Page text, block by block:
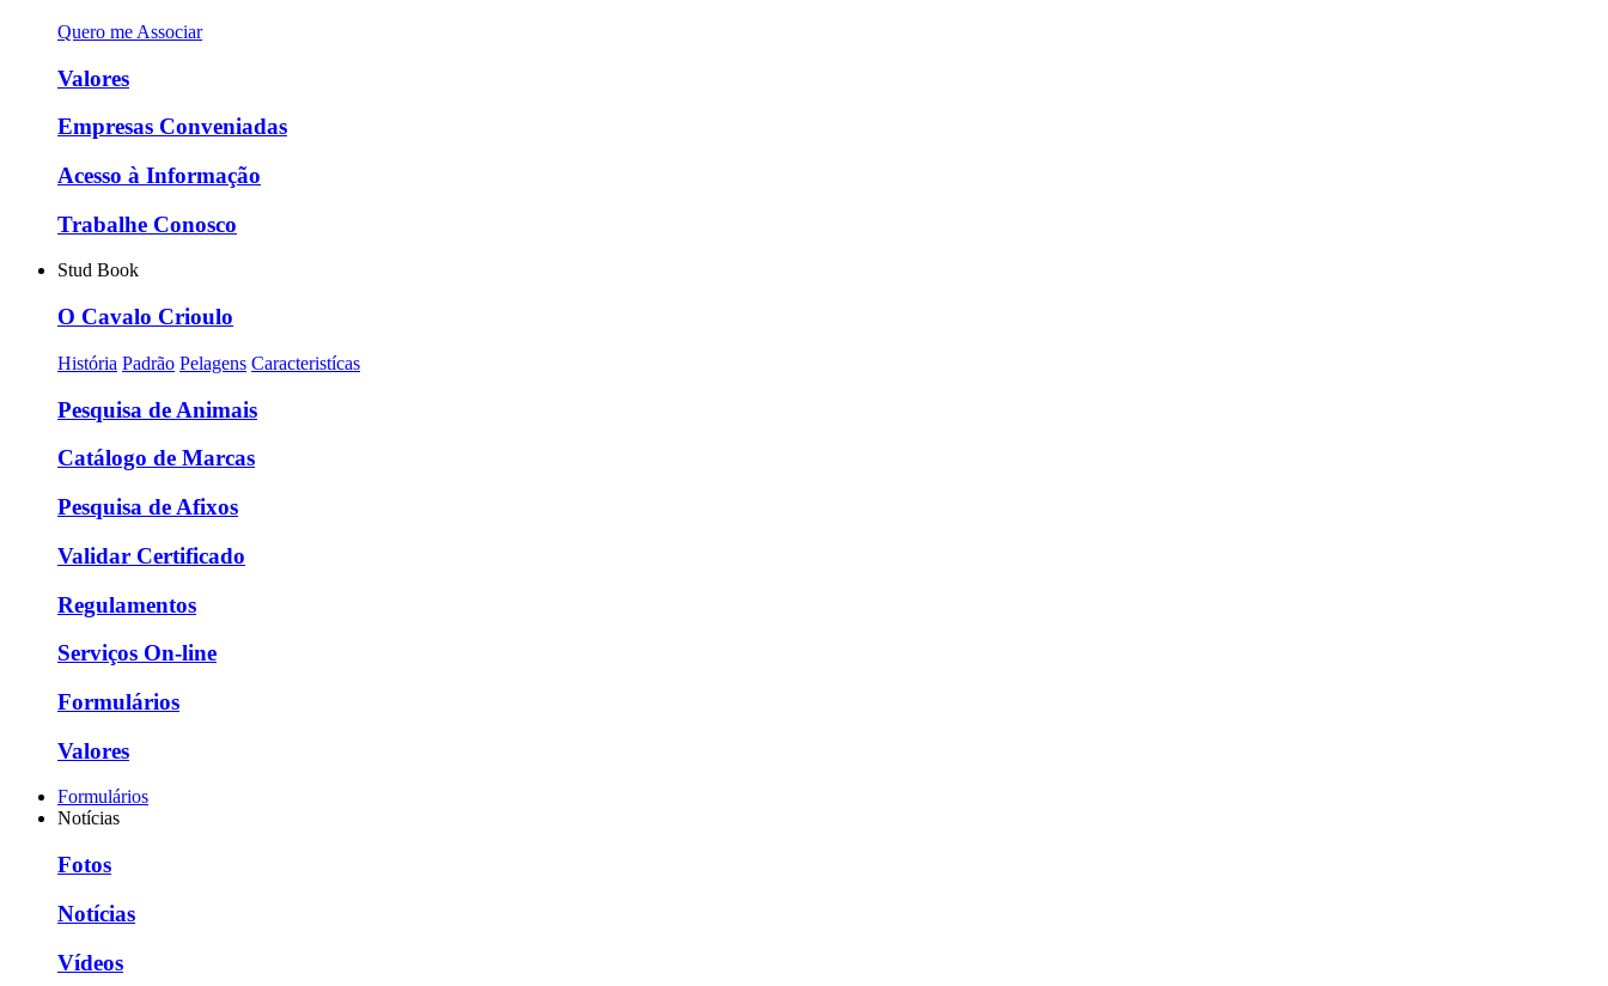
Quero me Associar
Valores
Empresas Conveniadas
Acesso à Informação
Trabalhe Conosco
Stud Book
O Cavalo Crioulo
História Padrão Pelagens Caracteristícas
Pesquisa de Animais
Catálogo de Marcas
Pesquisa de Afixos
Validar Certificado
Regulamentos
Serviços On-line
Formulários
Valores
Formulários
Notícias
Fotos
Notícias
Vídeos